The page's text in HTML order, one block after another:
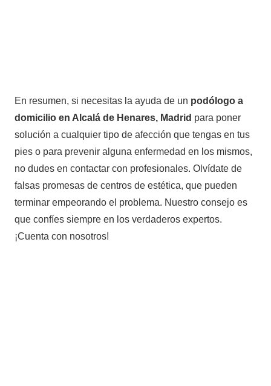
En resumen, si necesitas la ayuda de un podólogo a
domicilio en Alcalá de Henares, Madrid para poner
solución a cualquier tipo de afección que tengas en tus
pies o para prevenir alguna enfermedad en los mismos,
no dudes en contactar con profesionales. Olvídate de
falsas promesas de centros de estética, que pueden
terminar empeorando el problema. Nuestro consejo es
que confíes siempre en los verdaderos expertos.
¡Cuenta con nosotros!